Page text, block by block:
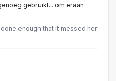
gebruikt... om eraan
enough that it messed her